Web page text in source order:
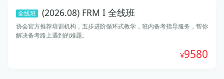
全线班 (2026.08) FRM I 全线班
协会官方推荐培训机构，五步进阶循环式教学，班内备考指导服务，帮你
解决备考路上遇到的难题。
9580